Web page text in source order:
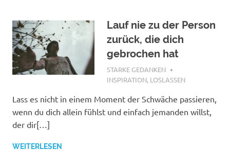
Lauf nie zu der Person
zurück, die dich
gebrochen hat
NOVEMBER 25, 2018
STARKE GEDANKEN
INSPIRATION, LOSLASSEN
Lass es nicht in einem Moment der Schwäche passieren,
wenn du dich allein fühlst und einfach jemanden willst,
der dir[…]
WEITERLESEN